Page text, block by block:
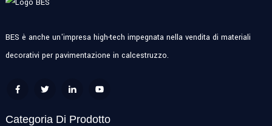
BES è anche un'impresa high-tech impegnata nella vendita di materiali
decorativi per pavimentazione in calcestruzzo.
Categoria Di Prodotto